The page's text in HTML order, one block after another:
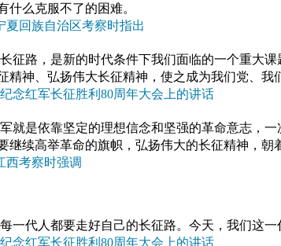
什么克服不了的困难。
回族自治区考察时指出
征路，是新的时代条件下我们面临的一个重大
精神、弘扬伟大长征精神，使之成为我们党、
念红军长征胜利80周年大会上的讲话
就是依靠坚定的理想信念和坚强的革命意志，
继续高举革命的旗帜，弘扬伟大的长征精神，朝
考察时强调
一代人都要走好自己的长征路。今天，我们这
念红军长征胜利80周年大会上的讲话